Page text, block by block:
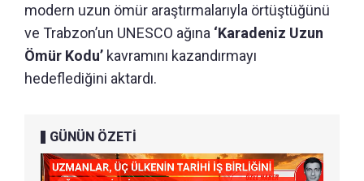
modern uzun ömür araştırmalarıyla örtüştüğünü
ve Trabzon’un UNESCO ağına ‘Karadeniz Uzun
Ömür Kodu’ kavramını kazandırmayı
hedeflediğini aktardı.
GÜNÜN ÖZETİ